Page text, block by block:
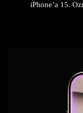
iPhone’a 15.